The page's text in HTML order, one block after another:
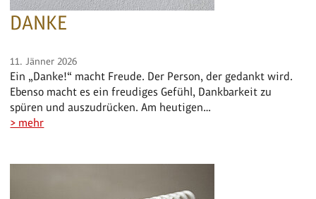
DANKE
11. Jänner 2026
Ein „Danke!“ macht Freude. Der Person, der gedankt wird.
Ebenso macht es ein freudiges Gefühl, Dankbarkeit zu
spüren und auszudrücken. Am heutigen…
> mehr